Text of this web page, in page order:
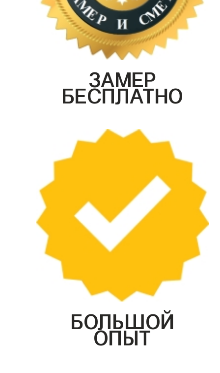
ЗАМЕР
БЕСПЛАТНО
БОЛЬШОЙ
ОПЫТ